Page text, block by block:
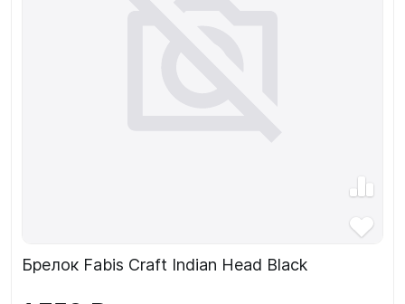
Брелок Fabis Craft Indian Head Black